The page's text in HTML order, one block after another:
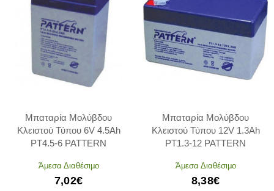
Μπαταρία Μολύβδου
Κλειστού Τύπου 6V 4.5Ah
PT4.5-6 PATTERN
Άμεσα Διαθέσιμο
7,02€
Μπαταρία Μολύβδου
Κλειστού Τύπου 12V 1.3Ah
PT1.3-12 PATTERN
Άμεσα Διαθέσιμο
8,38€